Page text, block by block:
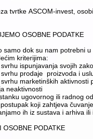
tvrtke ASCOM-invest,
OSOBNE PODATKE
samo dok su nam potrebni
kriterijima:
ispunjavanja svojih
prodaje proizvoda i
marketinških
neaktivnosti
ugovornog ili radnog
koji zahtjeva
ih iz sustava i arhiva
PODATKE​